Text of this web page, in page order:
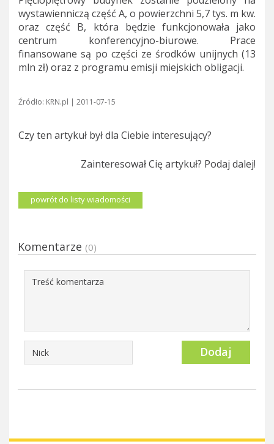
wystawienniczą część A, o powierzchni 5,7 tys. m kw.
oraz część B, która będzie funkcjonowała jako
centrum konferencyjno-biurowe. Prace
finansowane są po części ze środków unijnych (13
mln zł) oraz z programu emisji miejskich obligacji.
Źródło: KRN.pl | 2011-07-15
Czy ten artykuł był dla Ciebie interesujący?
Zainteresował Cię artykuł? Podaj dalej!
powrót do listy wiadomości
Komentarze (0)
Dodaj